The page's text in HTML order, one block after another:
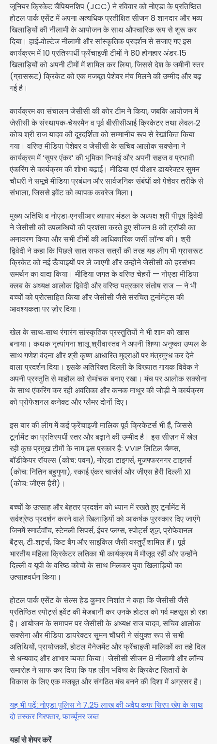
जूनियर क्रिकेट चैंपियनशिप (JCC) ने रविवार को नोएडा के प्रतिष्ठित
होटल पार्क एसेंट में अपना अत्यधिक प्रतीक्षित सीजन 8 शानदार और भव्य
खिलाड़ियों की नीलामी के आयोजन के साथ औपचारिक रूप से शुरू कर
दिया। हाई‑वोल्टेज नीलामी और सांस्कृतिक प्रदर्शन से सजाए गए इस
कार्यक्रम में 10 प्रतिस्पर्धी फ्रेंचाइजी टीमों ने 80 होनहार अंडर‑15
खिलाड़ियों को अपनी टीमों में शामिल कर लिया, जिससे देश के जमीनी स्तर
(ग्रासरूट) क्रिकेट को एक मजबूत पेशेवर मंच मिलने की उम्मीद और बढ़
गई है।
कार्यक्रम का संचालन जेसीसी की कोर टीम ने किया, जबकि आयोजन में
जेसीसी के संस्थापक‑चेयरमैन व पूर्व बीसीसीआई क्रिकेटर तथा लेवल‑2
कोच श्री राज यादव की दूरदर्शिता को सम्मानीय रूप से रेखांकित किया
गया। वरिष्ठ मीडिया पेशेवर व जेसीसी के सचिव आलोक सक्सेना ने
कार्यक्रम में ‘सुपर एंकर’ की भूमिका निभाई और अपनी सहज व प्रभावी
एंकरिंग से कार्यक्रम की शोभा बढ़ाई। मीडिया एवं पीआर डायरेक्टर सुमन
चौधरी ने समूचे मीडिया प्रबंधन और सार्वजनिक संबंधों को पेशेवर तरीके से
संभाला, जिससे इवेंट को व्यापक कवरेज मिला।
मुख्य अतिथि व नोएडा‑एनसीआर व्यापार मंडल के अध्यक्ष श्री पीयूष द्विवेदी
ने जेसीसी की उपलब्धियों की प्रशंसा करते हुए सीजन 8 की ट्रॉफी का
अनावरण किया और सभी टीमों की आधिकारिक जर्सी लॉन्च की। श्री
द्विवेदी ने कहा कि पिछले सात सफल सत्रों की तरह यह लीग भी ग्रासरूट
क्रिकेट को नई ऊँचाइयों पर ले जाएगी और उन्होंने जेसीसी को हरसंभव
समर्थन का वादा किया। मीडिया जगत के वरिष्ठ चेहरों — नोएडा मीडिया
क्लब के अध्यक्ष आलोक द्विवेदी और वरिष्ठ पत्रकार संतोष राज — ने भी
बच्चों को प्रोत्साहित किया और जेसीसी जैसे संरचित टूर्नामेंट्स की
आवश्यकता पर ज़ोर दिया।
खेल के साथ‑साथ रंगारंग सांस्कृतिक प्रस्तुतियों ने भी शाम को खास
बनाया। कथक नृत्यांगना शालू श्रीवास्तव ने अपनी शिष्या अनुष्का उप्पल के
साथ गणेश वंदना और श्री कृष्ण आधारित मुद्राओं पर मंत्रमुग्ध कर देने
वाला प्रदर्शन दिया। इसके अतिरिक्त दिल्ली के विख्यात गायक विवेक ने
अपनी प्रस्तुति से माहौल को रोमांचक बनाए रखा। मंच पर आलोक सक्सेना
के साथ एंकरिंग कर रही अवंतिका और कनक माथुर की जोड़ी ने कार्यक्रम
को प्रोफेशनल कनेक्ट और ग्लैमर दोनों दिए।
इस बार की लीग में कई फ्रेंचाइजी मालिक पूर्व क्रिकेटर्स भी हैं, जिससे
टूर्नामेंट का प्रतिस्पर्धी स्तर और बढ़ाने की उम्मीद है। इस सीज़न में खेल
रही कुछ प्रमुख टीमों के नाम इस प्रकार हैं: VVIP लिटिल चैम्प्स,
बॉडीकेयर रॉयल्स (कोच: पवन), नोएडा टाइगर्स, मुजफ्फरनगर टाइगर्स
(कोच: नितिन बहुगुणा), स्काई एंकर चार्जर्स और जीएस हैरी दिल्ली XI
(कोच: जीएस हैरी)।
बच्चों के उत्साह और बेहतर प्रदर्शन को ध्यान में रखते हुए टूर्नामेंट में
सर्वश्रेष्ठ प्रदर्शन करने वाले खिलाड़ियों को आकर्षक पुरस्कार दिए जाएंगे
जिनमें स्मार्टवॉच, स्टेनली सिपर्स, ईयर प्लग्स, स्पोर्ट्स शूज़, प्रोफेशनल
बैट्स, टी‑शर्ट्स, किट बैग और साइकिल जैसी वस्तुएँ शामिल हैं। पूर्व
भारतीय महिला क्रिकेटर लतिका भी कार्यक्रम में मौजूद रहीं और उन्होंने
दिल्ली व यूपी के वरिष्ठ कोचों के साथ मिलकर युवा खिलाड़ियों का
उत्साहवर्धन किया।
होटल पार्क एसेंट के सेल्स हेड कुमार निशांत ने कहा कि जेसीसी जैसे
प्रतिष्ठित स्पोर्ट्स इवेंट की मेजबानी कर उनके होटल को गर्व महसूस हो रहा
है। आयोजन के समापन पर जेसीसी के अध्यक्ष राज यादव, सचिव आलोक
सक्सेना और मीडिया डायरेक्टर सुमन चौधरी ने संयुक्त रूप से सभी
अतिथियों, प्रायोजकों, होटल मैनेजमेंट और फ्रेंचाइजी मालिकों का तहे दिल
से धन्यवाद और आभार व्यक्त किया। जेसीसी सीजन 8 नीलामी और लॉन्च
समारोह ने साफ कर दिया कि यह लीग भविष्य के क्रिकेट सितारों के
विकास के लिए एक मजबूत और संगठित मंच बनने की दिशा में अग्रसर है।
यह भी पढ़ें: नोएडा पुलिस ने 7.25 लाख की अवैध कफ सिरप खेप के साथ
दो तस्कर गिरफ्तार, फार्च्यूनर जब्त
यहां से शेयर करें